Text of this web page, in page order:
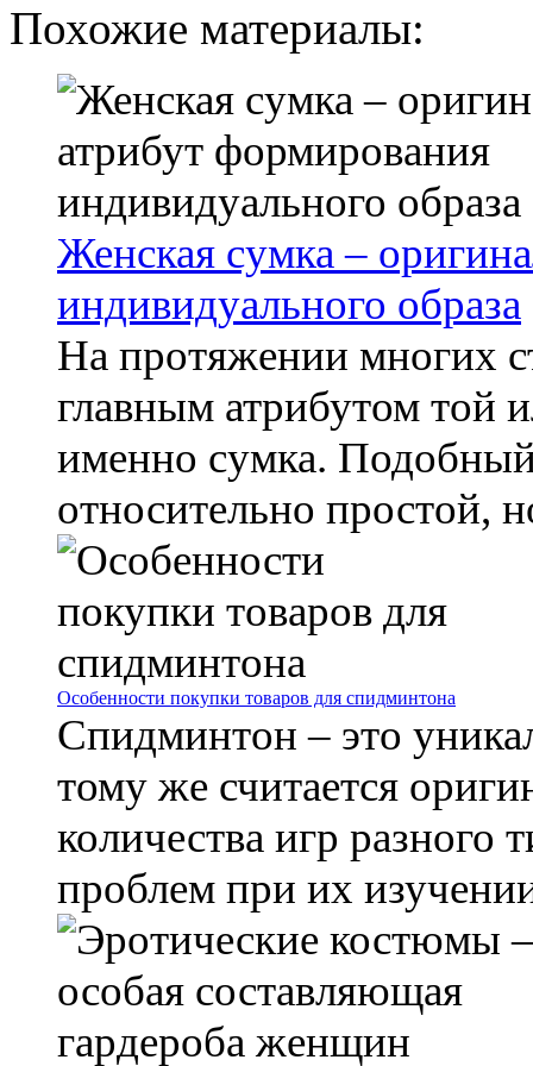
Похожие материалы:
Женская сумка –
индивидуального образа
На протяжении многих
главным атрибутом той
именно сумка.
относительно простой,
Особенности покупки товаров для спидминтона
Спидминтон – это
тому же считается
количества игр
проблем при их